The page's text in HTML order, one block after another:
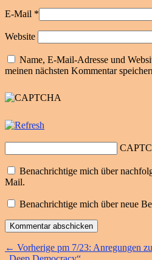
E-Mail *
Website
Name, E-Mail-Adresse und
meinen nächsten Kommentar
Benachrichtige mich über
Mail.
Benachrichtige mich über neue
Beitragsnavigation
← Vorherige Vorheriger
Beitrag:
pm 7/23: Anregungen